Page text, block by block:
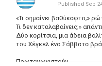
Published Sep
«Τι σημαίνει βαθύκοφτο;»
Τι δεν καταλαβαίνεις;»
Δύο κορίτσια, μια άδεια
του Χέγκελ ένα Σάββατο
Πρωταγωνιστούν